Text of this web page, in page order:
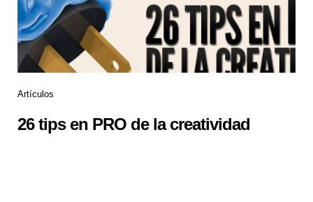
Artículos
26 tips en PRO de la creatividad